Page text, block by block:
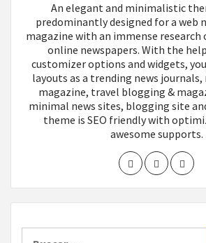
An elegant and minimalistic
predominantly designed for a web
magazine with an immense
online newspapers. With the
customizer options and widgets,
layouts as a trending news
magazine, travel blogging &
minimal news sites, blogging site
theme is SEO friendly with
awesome supports.